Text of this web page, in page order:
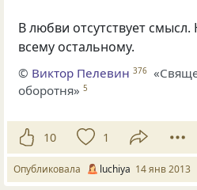
В любви отсутствует
всему остальному.
© Виктор Пелевин 376
оборотня» 5
10 1
Опубликовала luchiya 14 янв 2013